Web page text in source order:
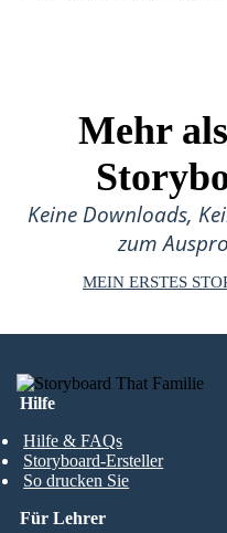
Mehr
Keine Downloads,
zum
MEIN ERSTES
Hilfe
Hilfe & FAQs
Storyboard-Ersteller
So drucken Sie
Für Lehrer